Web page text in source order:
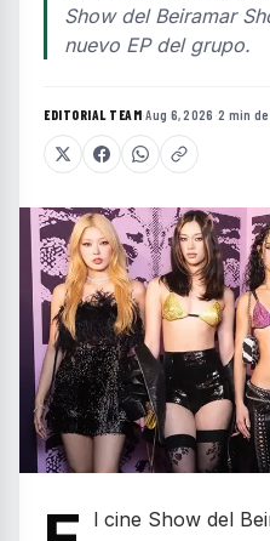
Show del Beiramar
nuevo EP del grupo.
EDITORIAL TEAM·Aug 6, 2026 ·2 min
l cine Show del